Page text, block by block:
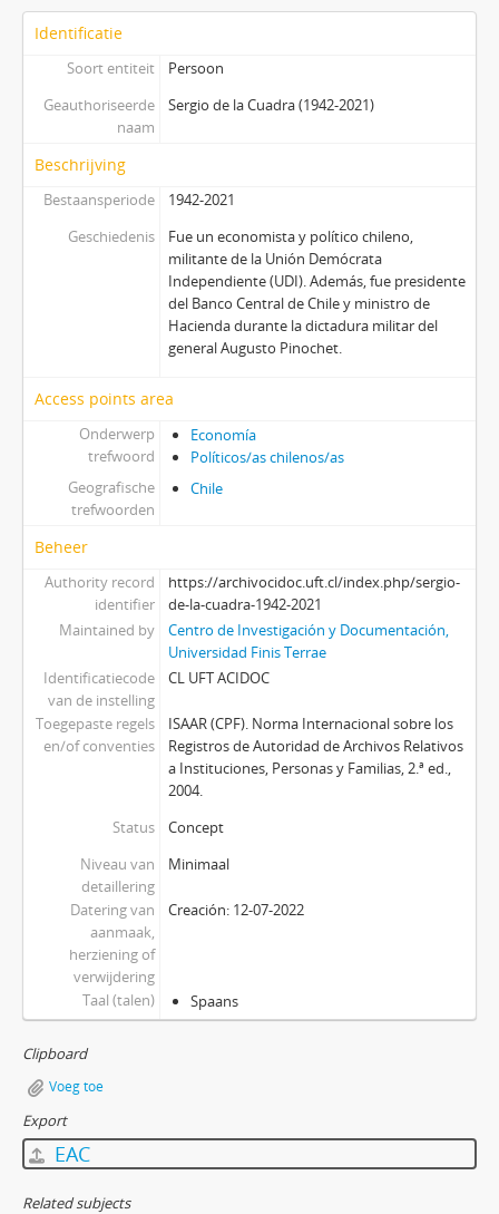
Identificatie
Soort entiteit
Persoon
Geauthoriseerde
naam
Sergio de la Cuadra (1942-2021)
Beschrijving
Bestaansperiode
1942-2021
Geschiedenis
Fue un economista y político chileno,
militante de la Unión Demócrata
Independiente (UDI). Además, fue presidente
del Banco Central de Chile y ministro de
Hacienda durante la dictadura militar del
general Augusto Pinochet.
Access points area
Onderwerp
trefwoord
Economía
Políticos/as chilenos/as
Geografische
trefwoorden
Chile
Beheer
Authority record
identifier
https://archivocidoc.uft.cl/index.php/sergio-
de-la-cuadra-1942-2021
Maintained by
Centro de Investigación y Documentación,
Universidad Finis Terrae
Identificatiecode
van de instelling
CL UFT ACIDOC
Toegepaste regels
en/of conventies
ISAAR (CPF). Norma Internacional sobre los
Registros de Autoridad de Archivos Relativos
a Instituciones, Personas y Familias, 2.ª ed.,
2004.
Status
Concept
Niveau van
detaillering
Minimaal
Datering van
aanmaak,
herziening of
verwijdering
Creación: 12-07-2022
Taal (talen) Spaans
Clipboard
Voeg toe
Export
EAC
Related subjects